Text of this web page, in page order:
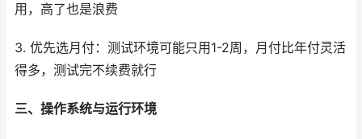
用，高了也是浪费
3. 优先选月付：测试环境可能只用1-2周，月付比年付灵活
得多，测试完不续费就行
三、操作系统与运行环境